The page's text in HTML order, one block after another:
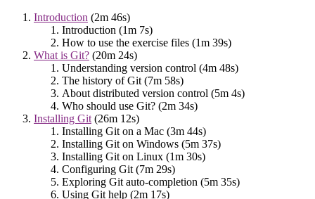
Introduction (2m 46s)
Introduction (1m 7s)
How to use the exercise files (1m 39s)
What is Git? (20m 24s)
Understanding version control (4m 48s)
The history of Git (7m 58s)
About distributed version control (5m 4s)
Who should use Git? (2m 34s)
Installing Git (26m 12s)
Installing Git on a Mac (3m 44s)
Installing Git on Windows (5m 37s)
Installing Git on Linux (1m 30s)
Configuring Git (7m 29s)
Exploring Git auto-completion (5m 35s)
Using Git help (2m 17s)